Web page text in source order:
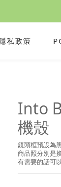
八月中出貨
私政策
Into
機殼
鏡頭框預設為
商品照分別是
有需要的話可